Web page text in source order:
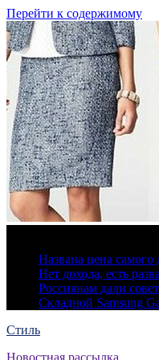
Перейти к содержимому
Названа цена самого
Нет дохода, есть
Россиянам дали
Складной Samsung
Стиль
Новостная рассылка